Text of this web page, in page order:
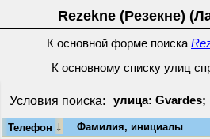
Rezekne (Резекне)
К основной форме поиска
К основному списку улиц
Условия поиска: улица: Gvardes;
Телефон ↓ Фамилия, инициалы